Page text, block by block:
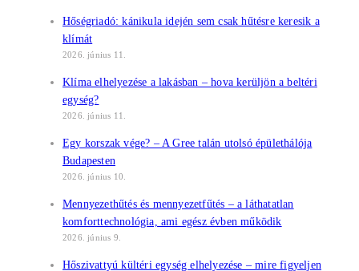
Hőségriadó: kánikula idején sem csak hűtésre keresik a
klímát
2026. június 11.
Klíma elhelyezése a lakásban – hova kerüljön a beltéri
egység?
2026. június 11.
Egy korszak vége? – A Gree talán utolsó épülethálója
Budapesten
2026. június 10.
Mennyezethűtés és mennyezetfűtés – a láthatatlan
komforttechnológia, ami egész évben működik
2026. június 9.
Hőszivattyú kültéri egység elhelyezése – mire figyeljen